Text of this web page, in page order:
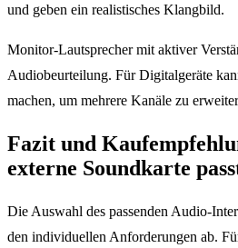
und geben ein realistisches Klangbild.
Monitor-Lautsprecher mit aktiver
Audiobeurteilung. Für Digitalgeräte
machen, um mehrere Kanäle zu
Fazit und
externe Soundkarte
Die Auswahl des passenden Audio-
den individuellen Anforderungen ab.